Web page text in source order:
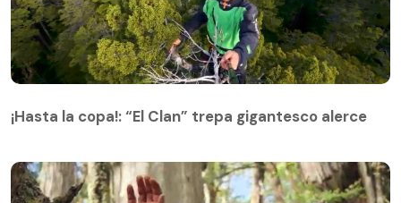
¡Hasta la copa!: “El Clan” trepa gigantesco alerce